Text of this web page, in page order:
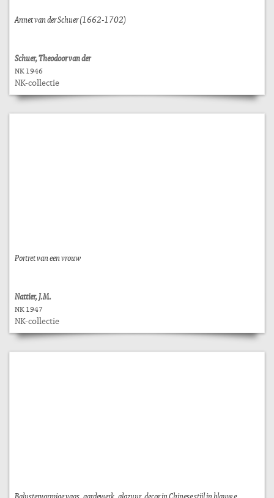
Annet van der Schuer (1662-1702)
Schuer, Theodoor van der
NK 1946
NK-collectie
Portret van een vrouw
Nattier, J.M.
NK 1947
NK-collectie